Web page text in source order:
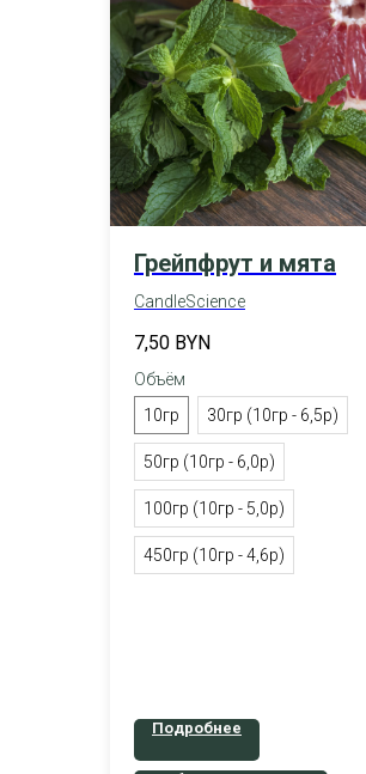
Грейпфрут и мята
CandleScience
7,50 BYN
Объём
10гр
30гр (10гр - 6,5р)
50гр (10гр - 6,0р)
100гр (10гр - 5,0р)
450гр (10гр - 4,6р)
Подробнее